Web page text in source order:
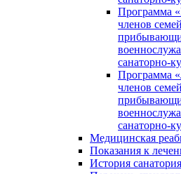
Программа
членов
санаторно-
Программа
членов
санаторно-
Медицинская
Показания к
История санатория